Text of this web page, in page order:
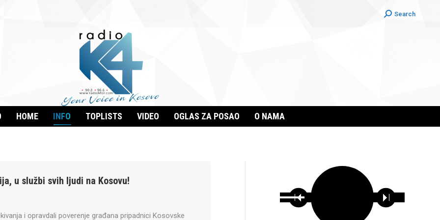
Search:
Search
HOME INFO TOPLISTS VIDEO OGLAS ZA POSAO O NAMA
u službi svih ljudi na Kosovu!
i opravdali poverenje građana pripadnici Kosovske